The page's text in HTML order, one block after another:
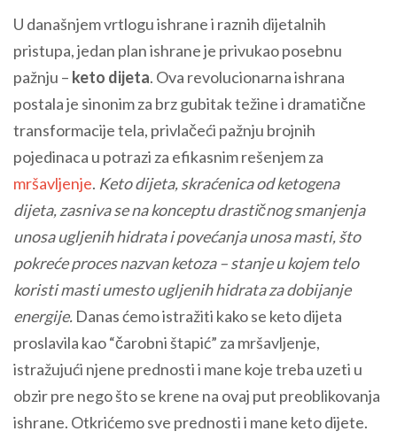
U današnjem vrtlogu ishrane i raznih dijetalnih
pristupa, jedan plan ishrane je privukao posebnu
pažnju – keto dijeta. Ova revolucionarna ishrana
postala je sinonim za brz gubitak težine i dramatične
transformacije tela, privlačeći pažnju brojnih
pojedinaca u potrazi za efikasnim rešenjem za
mršavljenje. Keto dijeta, skraćenica od ketogena
dijeta, zasniva se na konceptu drastičnog smanjenja
unosa ugljenih hidrata i povećanja unosa masti, što
pokreće proces nazvan ketoza – stanje u kojem telo
koristi masti umesto ugljenih hidrata za dobijanje
energije. Danas ćemo istražiti kako se keto dijeta
proslavila kao “čarobni štapić” za mršavljenje,
istražujući njene prednosti i mane koje treba uzeti u
obzir pre nego što se krene na ovaj put preoblikovanja
ishrane. Otkrićemo sve prednosti i mane keto dijete.